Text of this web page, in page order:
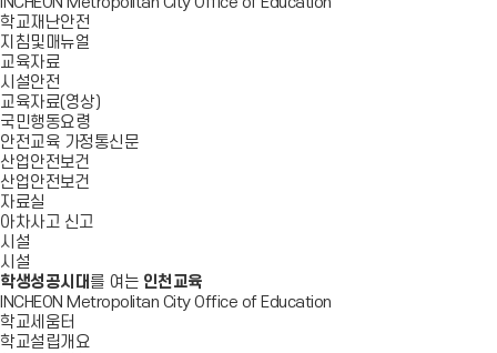
학교재난안전
지침및매뉴얼
교육자료
시설안전
교육자료(영상)
국민행동요령
안전교육 가정통신문
산업안전보건
산업안전보건
자료실
아차사고 신고
시설
시설
학생성공시대 를 여는 인천교육
INCHEON Metropolitan City Office of Education
학교세움터
학교설립개요